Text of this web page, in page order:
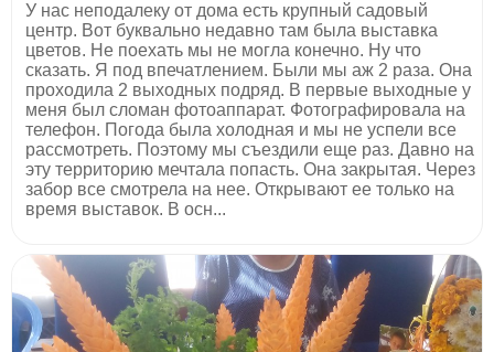
У нас неподалеку от дома есть крупный садовый
центр. Вот буквально недавно там была выставка
цветов. Не поехать мы не могла конечно. Ну что
сказать. Я под впечатлением. Были мы аж 2 раза. Она
проходила 2 выходных подряд. В первые выходные у
меня был сломан фотоаппарат. Фотографировала на
телефон. Погода была холодная и мы не успели все
рассмотреть. Поэтому мы съездили еще раз. Давно на
эту территорию мечтала попасть. Она закрытая. Через
забор все смотрела на нее. Открывают ее только на
время выставок. В осн...